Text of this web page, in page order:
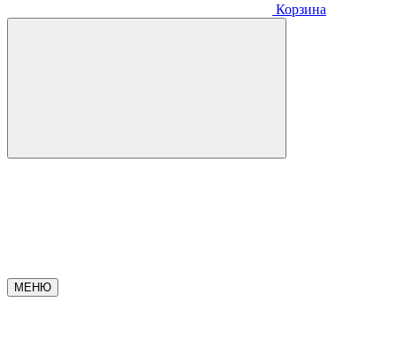
Корзина
МЕНЮ